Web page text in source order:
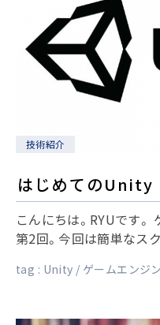
技術紹介
はじめてのUnity
こんにちは。RYUです
第2回。今回は簡単なス
tag : Unity ゲームエンジン